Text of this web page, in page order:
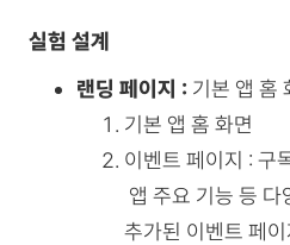
실험 설계
랜딩 페이지 : 기본 앱 홈
기본 앱 홈 화면
이벤트 페이지 : 구
앱 주요 기능 등 다
추가된 이벤트 페이